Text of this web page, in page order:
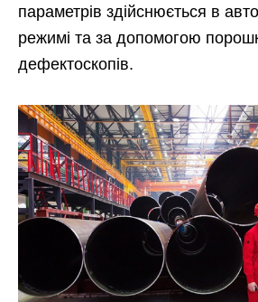
параметрів здійснюється в
режимі та за допомогою
дефектоскопів.